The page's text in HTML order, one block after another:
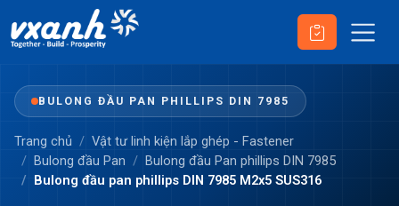
BULONG ĐẦU PAN PHILLIPS DIN 7985
Trang chủ
Vật tư linh kiện lắp ghép - Fastener
Bulong đầu Pan
Bulong đầu Pan phillips DIN 7985
Bulong đầu pan phillips DIN 7985 M2x5 SUS316